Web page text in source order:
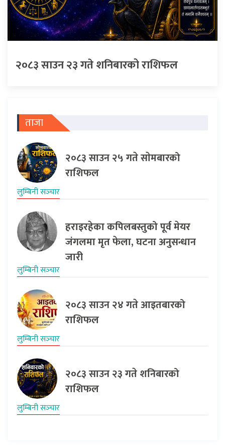
२०८३ साउन २३ गते शनिबारको राशिफल
ताजा
२०८३ साउन २५ गते साेमबारको
राशिफल
लुम्बिनी सञ्‍चार
हराइरहेका कपिलबस्तुको पूर्व मेयर
जंगलमा मृत फेला, घटना अनुसन्धान
जारी
लुम्बिनी सञ्‍चार
२०८३ साउन २४ गते आइतबारको
राशिफल
लुम्बिनी सञ्‍चार
२०८३ साउन २३ गते शनिबारको
राशिफल
लुम्बिनी सञ्‍चार